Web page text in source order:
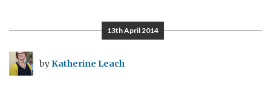
պարտականություն
13th April 2014
byKatherine Leach